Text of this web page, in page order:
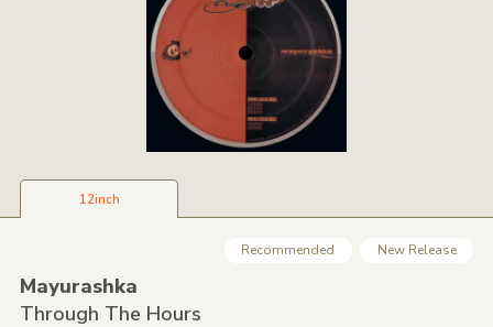
12inch
Recommended New Release
Mayurashka
Through The Hours